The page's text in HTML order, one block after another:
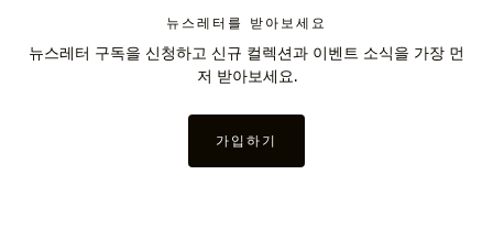
뉴스레터를 받아보세요
뉴스레터 구독을 신청하고 신규 컬렉션과 이벤트 소식을 가장 먼
저 받아보세요.
가입하기